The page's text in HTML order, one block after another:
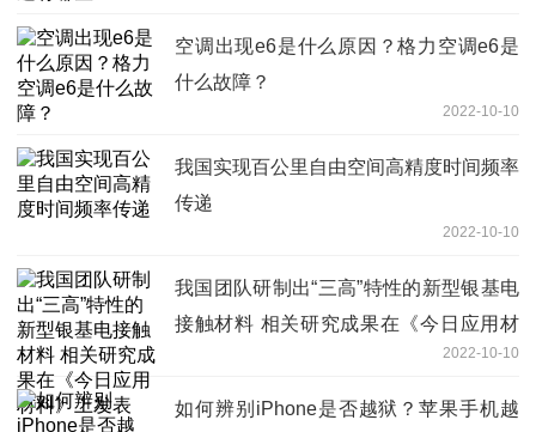
空调出现e6是什么原因？格力空调e6是
什么故障？
2022-10-10
我国实现百公里自由空间高精度时间频率
传递
2022-10-10
我国团队研制出“三高”特性的新型银基电
接触材料 相关研究成果在《今日应用材
2022-10-10
如何辨别iPhone是否越狱？苹果手机越